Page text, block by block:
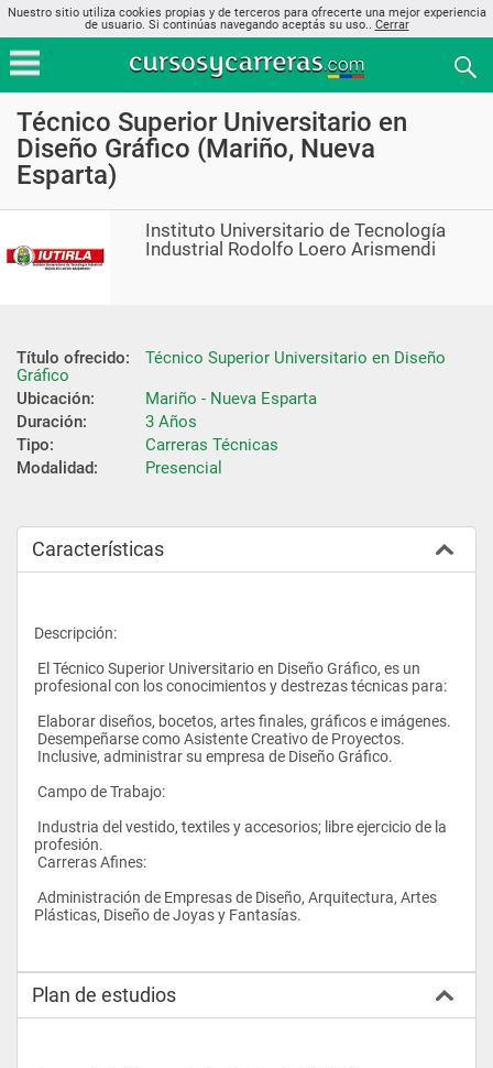
Nuestro sitio utiliza cookies propias y de terceros para ofrecerte una mejor experiencia
de usuario. Si continúas navegando aceptás su uso.. Cerrar
Técnico Superior Universitario en
Diseño Gráfico (Mariño, Nueva
Esparta)
Instituto Universitario de Tecnología
Industrial Rodolfo Loero Arismendi
Título ofrecido:
Técnico Superior Universitario en Diseño
Gráfico
Ubicación:
Mariño - Nueva Esparta
Duración:
3 Años
Tipo:
Carreras Técnicas
Modalidad:
Presencial
Características
Descripción:
profesional con los conocimientos y destrezas técnicas para:
Elaborar diseños, bocetos, artes finales, gráficos e imágenes.
Desempeñarse como Asistente Creativo de Proyectos.
Inclusive, administrar su empresa de Diseño Gráfico.
Campo de Trabajo:
profesión.
Carreras Afines:
Plásticas, Diseño de Joyas y Fantasías.
Plan de estudios